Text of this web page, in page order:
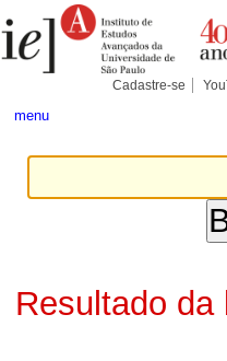
para
conteúdo.
Pessoais
Cadastre-se
menu
Resultado da